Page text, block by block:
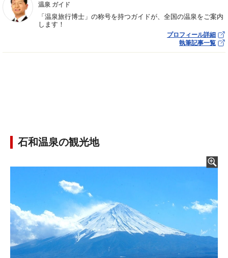
温泉 ガイド
「温泉旅行博士」の称号を持つガイドが、全国の温泉をご案内
します！
プロフィール詳細
執筆記事一覧
石和温泉の観光地